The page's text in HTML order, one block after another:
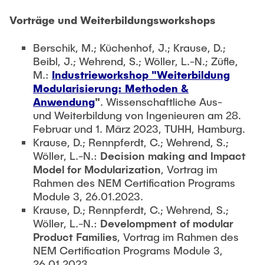
Vorträge und Weiterbildungsworkshops
Berschik, M.; Küchenhof, J.; Krause, D.;
Beibl, J.; Wehrend, S.; Wöller, L.-N.; Züfle,
M.: Industrieworkshop "Weiterbildung
Modularisierung: Methoden &
Anwendung". Wissenschaftliche Aus-
und Weiterbildung von Ingenieuren am 28.
Februar und 1. März 2023, TUHH, Hamburg.
Krause, D.; Rennpferdt, C.; Wehrend, S.;
Wöller, L.-N.: Decision making and Impact
Model for Modularization, Vortrag im
Rahmen des NEM Certification Programs
Module 3, 26.01.2023.
Krause, D.; Rennpferdt, C.; Wehrend, S.;
Wöller, L.-N.: Develompment of modular
Product Families, Vortrag im Rahmen des
NEM Certification Programs Module 3,